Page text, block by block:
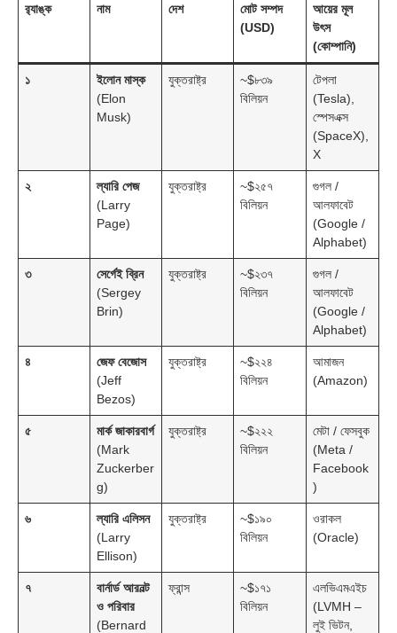
র‍্যাঙ্ক নাম দেশ
মোট সম্পদ
(USD)
আয়ের মূল
উৎস
(কোম্পানি)
১
ইলোন মাস্ক
(Elon
Musk)
যুক্তরাষ্ট্র
~$৮৩৯
বিলিয়ন
টেপলা
(Tesla),
স্পেসএক্স
(SpaceX),
X
২
ল্যারি পেজ
(Larry
Page)
যুক্তরাষ্ট্র
~$২৫৭
বিলিয়ন
গুগল /
আলফাবেট
(Google /
Alphabet)
৩
সের্গেই ব্রিন
(Sergey
Brin)
যুক্তরাষ্ট্র
~$২৩৭
বিলিয়ন
গুগল /
আলফাবেট
(Google /
Alphabet)
৪
জেফ বেজোস
(Jeff
Bezos)
যুক্তরাষ্ট্র
~$২২৪
বিলিয়ন
আমাজন
(Amazon)
৫
মার্ক জাকারবার্গ
(Mark
Zuckerber
g)
যুক্তরাষ্ট্র
~$২২২
বিলিয়ন
মেটা / ফেসবুক
(Meta /
Facebook
)
৬
ল্যারি এলিসন
(Larry
Ellison)
যুক্তরাষ্ট্র
~$১৯০
বিলিয়ন
ওরাকল
(Oracle)
৭
বার্নার্ড আরনল্ট
ও পরিবার
(Bernard
ফ্রান্স
~$১৭১
বিলিয়ন
এলভিএমএইচ
(LVMH –
লুই ভিটন,